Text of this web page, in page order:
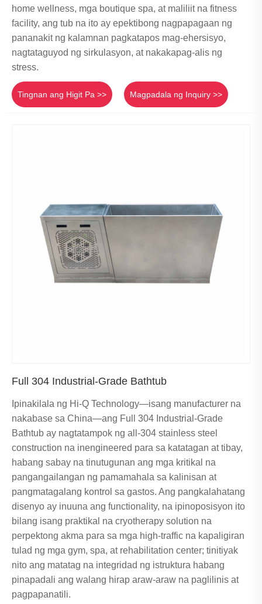
home wellness, mga boutique spa, at maliliit na fitness
facility, ang tub na ito ay epektibong nagpapagaan ng
pananakit ng kalamnan pagkatapos mag-ehersisyo,
nagtataguyod ng sirkulasyon, at nakakapag-alis ng
stress.
Tingnan ang Higit Pa >> Magpadala ng Inquiry >>
Full 304 Industrial-Grade Bathtub
Ipinakilala ng Hi-Q Technology—isang manufacturer na
nakabase sa China—ang Full 304 Industrial-Grade
Bathtub ay nagtatampok ng all-304 stainless steel
construction na inengineered para sa katatagan at tibay,
habang sabay na tinutugunan ang mga kritikal na
pangangailangan ng pamamahala sa kalinisan at
pangmatagalang kontrol sa gastos. Ang pangkalahatang
disenyo ay inuuna ang functionality, na ipinoposisyon ito
bilang isang praktikal na cryotherapy solution na
perpektong akma para sa mga high-traffic na kapaligiran
tulad ng mga gym, spa, at rehabilitation center; tinitiyak
nito ang matatag na integridad ng istruktura habang
pinapadali ang walang hirap araw-araw na paglilinis at
pagpapanatili.